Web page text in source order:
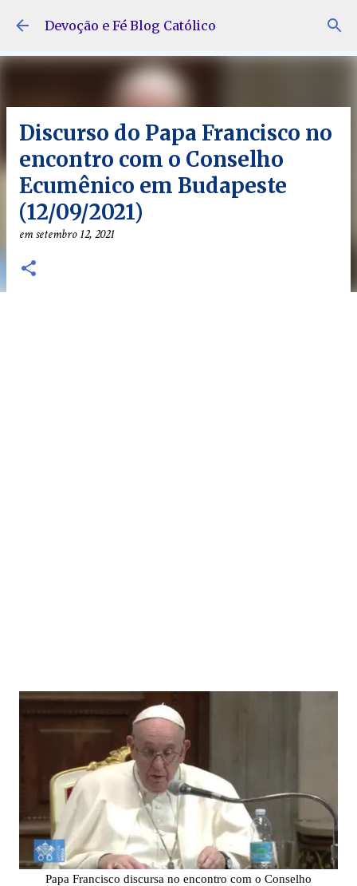
Pular para o conteúdo principal
Devoção e Fé Blog Católico
Discurso do Papa Francisco no
encontro com o Conselho
Ecumênico em Budapeste
(12/09/2021)
emsetembro 12, 2021
Papa Francisco discursa no encontro com o Conselho